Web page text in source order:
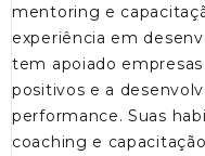
mentoring e
experiência em
tem apoiado
positivos e a
performance. Suas
coaching e